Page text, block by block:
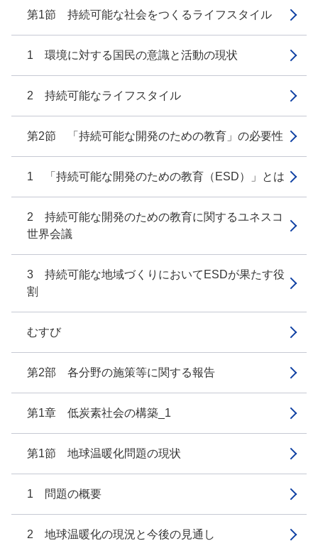
第1節 持続可能な社会をつくるライフスタイル
1 環境に対する国民の意識と活動の現状
2 持続可能なライフスタイル
第2節 「持続可能な開発のための教育」の必要性
1 「持続可能な開発のための教育（ESD）」とは
2 持続可能な開発のための教育に関するユネスコ
世界会議
3 持続可能な地域づくりにおいてESDが果たす役
割
むすび
第2部 各分野の施策等に関する報告
第1章 低炭素社会の構築_1
第1節 地球温暖化問題の現状
1 問題の概要
2 地球温暖化の現況と今後の見通し